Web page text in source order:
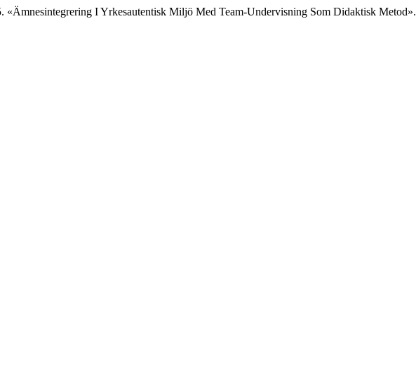
«Ämnesintegrering I Yrkesautentisk Miljö Med Team-Undervisning Som Didaktisk Metod».